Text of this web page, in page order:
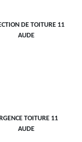
DE TOITURE 11
AUDE
TOITURE 11
AUDE